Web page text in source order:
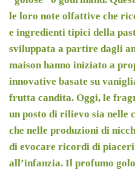
le loro note olfattive che
e ingredienti tipici della
sviluppata a partire dagli
maison hanno iniziato a
innovative basate su
frutta candita. Oggi, le
un posto di rilievo sia nelle
che nelle produzioni di
di evocare ricordi di
all’infanzia. Il profumo